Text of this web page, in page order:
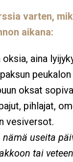
varten,
aikana:
aina
oksat
pihlajat,
vesiversot.
nämä useita
tai